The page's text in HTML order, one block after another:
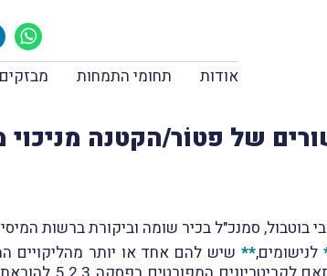
אודות תחומי התמחות מבזקים
של פטוֹר/הקטנה מניכוי
לנישומים,** שיש להם אחד או יותר מהליקויים